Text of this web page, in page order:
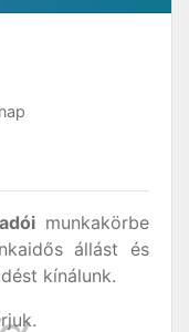
munkakörbe
állást és
kínálunk.